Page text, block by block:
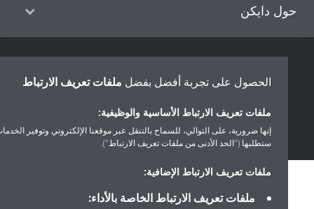
دايكن
أخلاقيات الشركة
الحصول على تجربة أفضل بفضلملفات تعريف الارتباط
ملفات تعريف الارتباط الأساسية والوظيفية:
إنها ضرورية، على التوالي، للسماح بالتنقل عبر موقعنا الإلكتروني وتوفير الخدمات التي
ستطلبها ("الحد الأدنى من ملفات تعريف الارتباط").
ملفات تعريف الارتباط الإضافية:
ملفات تعريف الارتباط الخاصة بالأداء: